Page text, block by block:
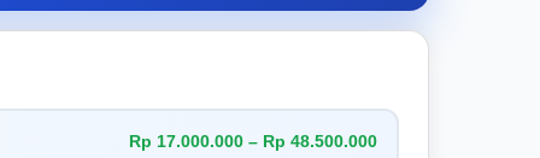
Rp 17.000.000 – Rp 48.500.000